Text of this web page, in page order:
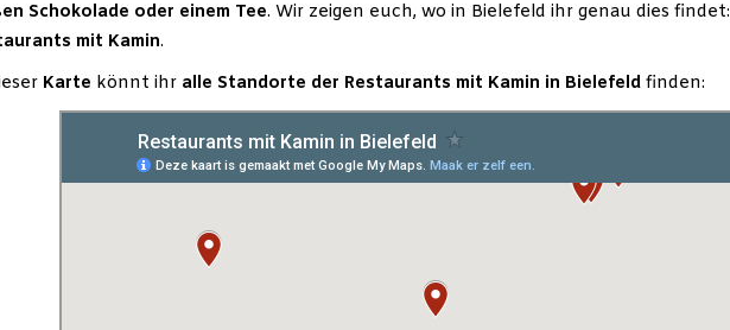
Schokolade oder einem Tee. Wir zeigen euch, wo in Bielefeld ihr genau dies findet:
mit Kamin.
Karte könnt ihr alle Standorte der Restaurants mit Kamin in Bielefeld finden: